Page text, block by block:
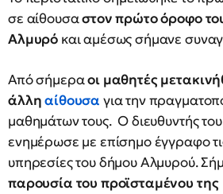
σε αίθουσαστον πρώτο όροφο
Αλμυρό και αμέσως σήμανε
Από σήμεραοι μαθητές
άλληαίθουσα για την
μαθημάτων τους. Ο διευθυντής
ενημέρωσε με επίσημο έγγραφο
υπηρεσίες του δήμου Αλμυρού.
παρουσία του προϊσταμένου της